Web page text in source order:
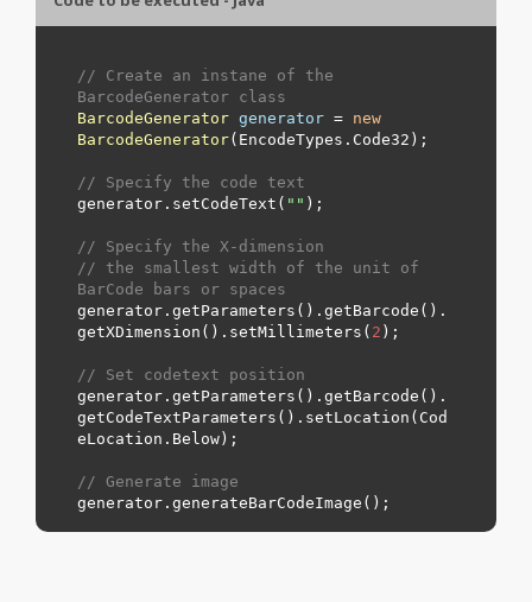
// Create an instane of the
BarcodeGenerator class
BarcodeGenerator generator = new
BarcodeGenerator(EncodeTypes. Code32 );
// Specify the code text
generator.setCodeText( " " );
// Specify the X-dimension
// the smallest width of the unit of
BarCode bars or spaces
generator.getParameters().getBarcode().
getXDimension().setMillimeters( 2 );
// Set codetext position
generator.getParameters().getBarcode().
getCodeTextParameters().setLocation(Cod
eLocation. Below );
// Generate image